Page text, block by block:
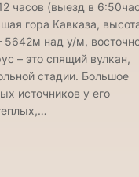
часов (выезд в
гора Кавказа,
5642м над у/м,
– это спящий вулкан,
стадии. Большое
источников у его